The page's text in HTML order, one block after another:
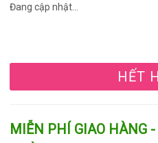
Đang cập nhật...
HẾT
MIỄN PHÍ GIAO HÀNG